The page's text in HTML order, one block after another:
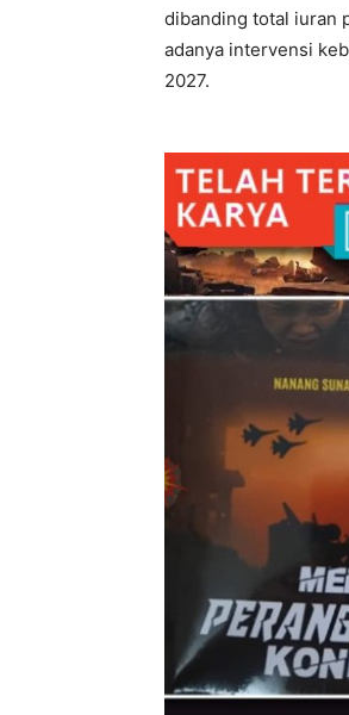
dibanding total iuran
adanya intervensi
2027.